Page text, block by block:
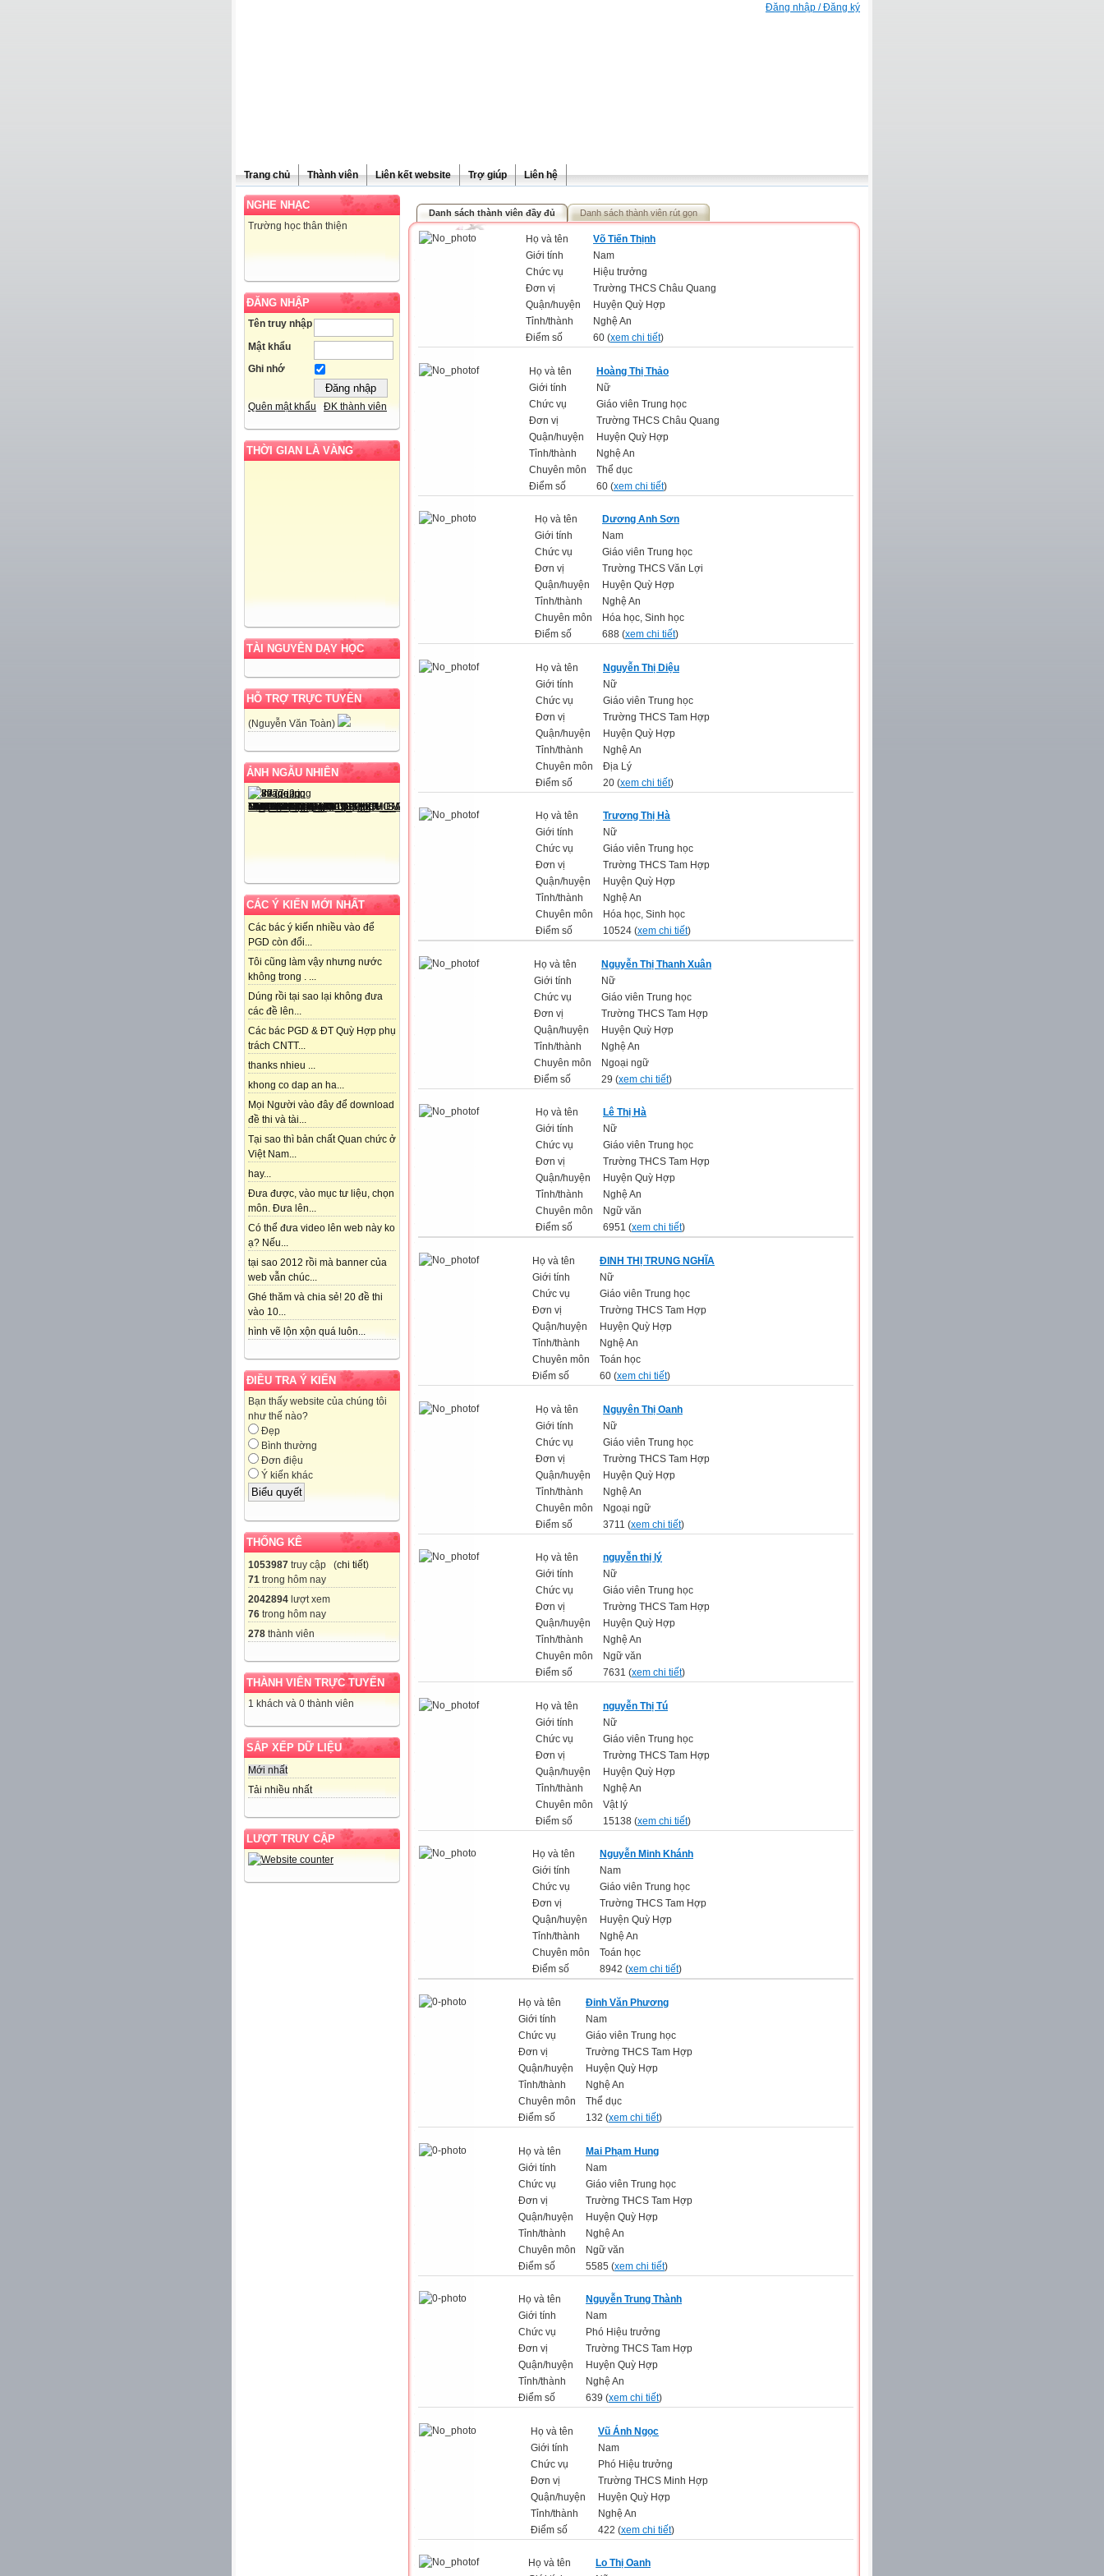
Đăng nhập / Đăng ký
Trang chủ Thành viên Liên kết website Trợ giúp Liên hệ
NGHE NHẠC
Trường học thân thiện
ĐĂNG NHẬP
Tên truy nhập
Mật khẩu
Ghi nhớ
Quên mật khẩu ĐK thành viên
THỜI GIAN LÀ VÀNG
TÀI NGUYÊN DẠY HỌC
HỖ TRỢ TRỰC TUYẾN
(Nguyễn Văn Toàn)
ẢNH NGẪU NHIÊN
CÁC Ý KIẾN MỚI NHẤT
Các bác ý kiến nhiều vào để
PGD còn đổi...
Tôi cũng làm vậy nhưng nước
không trong . ...
Dúng rồi tại sao lại không đưa
các đề lên...
Các bác PGD & ĐT Quỳ Hợp phụ
trách CNTT...
thanks nhieu ...
khong co dap an ha...
Mọi Người vào đây để download
đề thi và tài...
Tại sao thì bản chất Quan chức ở
Việt Nam...
hay...
Đưa được, vào mục tư liệu, chọn
môn. Đưa lên...
Có thể đưa video lên web này ko
ạ? Nếu...
tại sao 2012 rồi mà banner của
web vẫn chúc...
Ghé thăm và chia sẻ! 20 đề thi
vào 10...
hình vẽ lộn xộn quá luôn...
ĐIỀU TRA Ý KIẾN
Bạn thấy website của chúng tôi
như thế nào?
Đẹp
Bình thường
Đơn điệu
Ý kiến khác
THỐNG KÊ
1053987 truy cập (chi tiết)
71 trong hôm nay
2042894 lượt xem
76 trong hôm nay
278 thành viên
THÀNH VIÊN TRỰC TUYẾN
1 khách và 0 thành viên
SẮP XẾP DỮ LIỆU
Mới nhất
Tải nhiều nhất
LƯỢT TRUY CẬP
Danh sách thành viên đầy đủ Danh sách thành viên rút gọn
Họ và tên
Võ Tiến Thịnh
Giới tính
Nam
Chức vụ
Hiệu trưởng
Đơn vị
Trường THCS Châu Quang
Quận/huyện
Huyện Quỳ Hợp
Tỉnh/thành
Nghệ An
Điểm số
60 (xem chi tiết)
Họ và tên
Hoàng Thị Thảo
Giới tính
Nữ
Chức vụ
Giáo viên Trung học
Đơn vị
Trường THCS Châu Quang
Quận/huyện
Huyện Quỳ Hợp
Tỉnh/thành
Nghệ An
Chuyên môn
Thể dục
Điểm số
60 (xem chi tiết)
Họ và tên
Dương Anh Sơn
Giới tính
Nam
Chức vụ
Giáo viên Trung học
Đơn vị
Trường THCS Văn Lợi
Quận/huyện
Huyện Quỳ Hợp
Tỉnh/thành
Nghệ An
Chuyên môn
Hóa học, Sinh học
Điểm số
688 (xem chi tiết)
Họ và tên
Nguyễn Thị Diệu
Giới tính
Nữ
Chức vụ
Giáo viên Trung học
Đơn vị
Trường THCS Tam Hợp
Quận/huyện
Huyện Quỳ Hợp
Tỉnh/thành
Nghệ An
Chuyên môn
Địa Lý
Điểm số
20 (xem chi tiết)
Họ và tên
Trương Thị Hà
Giới tính
Nữ
Chức vụ
Giáo viên Trung học
Đơn vị
Trường THCS Tam Hợp
Quận/huyện
Huyện Quỳ Hợp
Tỉnh/thành
Nghệ An
Chuyên môn
Hóa học, Sinh học
Điểm số
10524 (xem chi tiết)
Họ và tên
Nguyễn Thị Thanh Xuân
Giới tính
Nữ
Chức vụ
Giáo viên Trung học
Đơn vị
Trường THCS Tam Hợp
Quận/huyện
Huyện Quỳ Hợp
Tỉnh/thành
Nghệ An
Chuyên môn
Ngoại ngữ
Điểm số
29 (xem chi tiết)
Họ và tên
Lê Thị Hà
Giới tính
Nữ
Chức vụ
Giáo viên Trung học
Đơn vị
Trường THCS Tam Hợp
Quận/huyện
Huyện Quỳ Hợp
Tỉnh/thành
Nghệ An
Chuyên môn
Ngữ văn
Điểm số
6951 (xem chi tiết)
Họ và tên
ĐINH THỊ TRUNG NGHĨA
Giới tính
Nữ
Chức vụ
Giáo viên Trung học
Đơn vị
Trường THCS Tam Hợp
Quận/huyện
Huyện Quỳ Hợp
Tỉnh/thành
Nghệ An
Chuyên môn
Toán học
Điểm số
60 (xem chi tiết)
Họ và tên
Nguyên Thị Oanh
Giới tính
Nữ
Chức vụ
Giáo viên Trung học
Đơn vị
Trường THCS Tam Hợp
Quận/huyện
Huyện Quỳ Hợp
Tỉnh/thành
Nghệ An
Chuyên môn
Ngoại ngữ
Điểm số
3711 (xem chi tiết)
Họ và tên
nguyễn thị lý
Giới tính
Nữ
Chức vụ
Giáo viên Trung học
Đơn vị
Trường THCS Tam Hợp
Quận/huyện
Huyện Quỳ Hợp
Tỉnh/thành
Nghệ An
Chuyên môn
Ngữ văn
Điểm số
7631 (xem chi tiết)
Họ và tên
nguyễn Thị Tú
Giới tính
Nữ
Chức vụ
Giáo viên Trung học
Đơn vị
Trường THCS Tam Hợp
Quận/huyện
Huyện Quỳ Hợp
Tỉnh/thành
Nghệ An
Chuyên môn
Vật lý
Điểm số
15138 (xem chi tiết)
Họ và tên
Nguyễn Minh Khánh
Giới tính
Nam
Chức vụ
Giáo viên Trung học
Đơn vị
Trường THCS Tam Hợp
Quận/huyện
Huyện Quỳ Hợp
Tỉnh/thành
Nghệ An
Chuyên môn
Toán học
Điểm số
8942 (xem chi tiết)
Họ và tên
Đinh Văn Phương
Giới tính
Nam
Chức vụ
Giáo viên Trung học
Đơn vị
Trường THCS Tam Hợp
Quận/huyện
Huyện Quỳ Hợp
Tỉnh/thành
Nghệ An
Chuyên môn
Thể dục
Điểm số
132 (xem chi tiết)
Họ và tên
Mai Phạm Hung
Giới tính
Nam
Chức vụ
Giáo viên Trung học
Đơn vị
Trường THCS Tam Hợp
Quận/huyện
Huyện Quỳ Hợp
Tỉnh/thành
Nghệ An
Chuyên môn
Ngữ văn
Điểm số
5585 (xem chi tiết)
Họ và tên
Nguyễn Trung Thành
Giới tính
Nam
Chức vụ
Phó Hiệu trưởng
Đơn vị
Trường THCS Tam Hợp
Quận/huyện
Huyện Quỳ Hợp
Tỉnh/thành
Nghệ An
Điểm số
639 (xem chi tiết)
Họ và tên
Vũ Ánh Ngọc
Giới tính
Nam
Chức vụ
Phó Hiệu trưởng
Đơn vị
Trường THCS Minh Hợp
Quận/huyện
Huyện Quỳ Hợp
Tỉnh/thành
Nghệ An
Điểm số
422 (xem chi tiết)
Họ và tên
Lo Thị Oanh